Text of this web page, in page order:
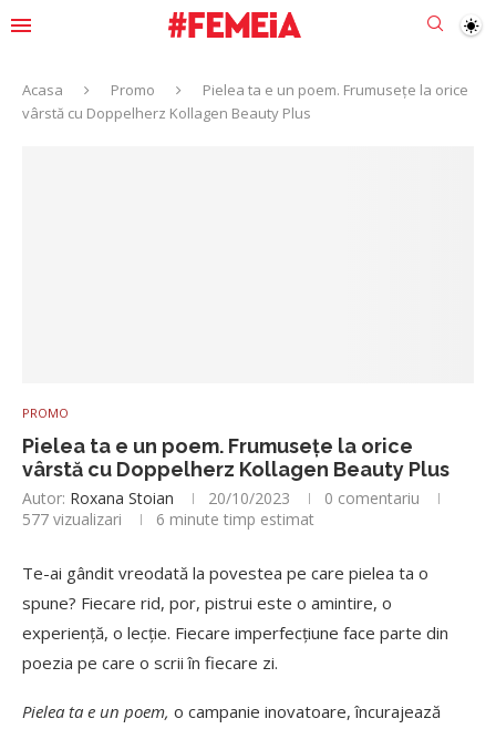
Acasa Promo
Pielea ta e un poem. Frumusețe la orice
vârstă cu Doppelherz Kollagen Beauty Plus
PROMO
Pielea ta e un poem. Frumusețe la orice
vârstă cu Doppelherz Kollagen Beauty Plus
Autor: Roxana Stoian 20/10/2023
0 comentariu
577 vizualizari 6 minute timp estimat
Te-ai gândit vreodată la povestea pe care pielea ta o
spune? Fiecare rid, por, pistrui este o amintire, o
experiență, o lecție. Fiecare imperfecțiune face parte din
poezia pe care o scrii în fiecare zi.
Pielea ta e un poem, o campanie inovatoare, încurajează